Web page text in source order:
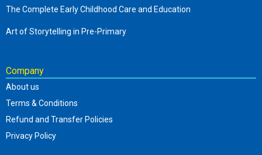
The Complete Early Childhood Care and Education
Art of Storytelling in Pre-Primary
Company
About us
Terms & Conditions
Refund and Transfer Policies
Privacy Policy